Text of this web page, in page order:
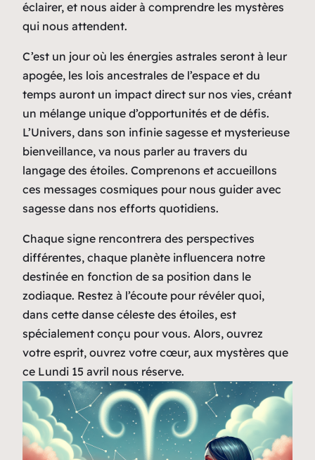
éclairer, et nous aider à comprendre les mystères
qui nous attendent.
C’est un jour où les énergies astrales seront à leur
apogée, les lois ancestrales de l’espace et du
temps auront un impact direct sur nos vies, créant
un mélange unique d’opportunités et de défis.
L’Univers, dans son infinie sagesse et mysterieuse
bienveillance, va nous parler au travers du
langage des étoiles. Comprenons et accueillons
ces messages cosmiques pour nous guider avec
sagesse dans nos efforts quotidiens.
Chaque signe rencontrera des perspectives
différentes, chaque planète influencera notre
destinée en fonction de sa position dans le
zodiaque. Restez à l’écoute pour révéler quoi,
dans cette danse céleste des étoiles, est
spécialement conçu pour vous. Alors, ouvrez
votre esprit, ouvrez votre cœur, aux mystères que
ce Lundi 15 avril nous réserve.